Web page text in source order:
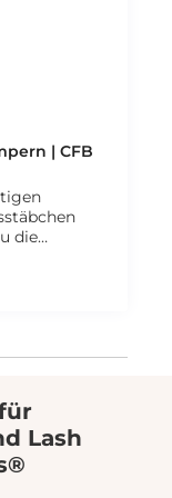
| CFB
die
Die
Die
ihre
Arbeiten
Lash